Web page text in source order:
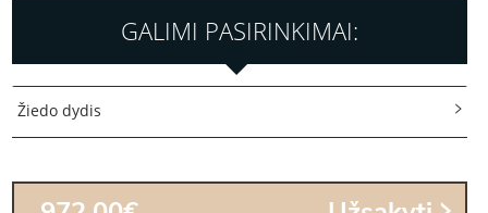
GALIMI PASIRINKIMAI:
Žiedo dydis